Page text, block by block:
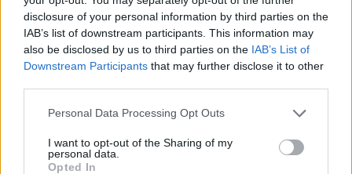
disclosure of your personal information by third parties on the
IAB’s list of downstream participants. This information may
also be disclosed by us to third parties on the IAB’s List of
Downstream Participants that may further disclose it to other
Personal Data Processing Opt Outs
I want to opt-out of the Sharing of my
personal data.
Opted In
τριλογίας του Ti West
Η A24 μόλις κυκλοφόρησε το trailer της
ταινίας, στην οποία πρωταγωνιστούν και οι
Ναταλία Πετρίτη
09.04.2024